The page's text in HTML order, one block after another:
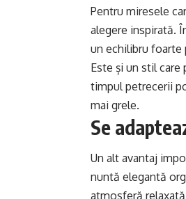
Pentru miresele
alegere inspirată.
un echilibru foarte
Este și un stil
timpul petrecerii
mai grele.
Se
Un alt avantaj
nuntă elegantă
atmosferă